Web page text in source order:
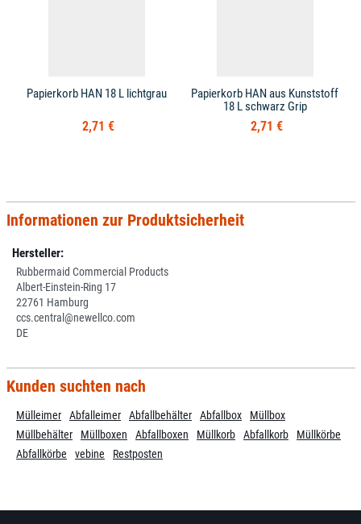
Papierkorb HAN 18 L lichtgrau
2,71 €
Papierkorb HAN aus Kunststoff
18 L schwarz Grip
2,71 €
Informationen zur Produktsicherheit
Hersteller:
Rubbermaid Commercial Products
Albert-Einstein-Ring 17
22761 Hamburg
ccs.central@newellco.com
DE
Kunden suchten nach
Mülleimer Abfalleimer Abfallbehälter Abfallbox
Müllbox
Müllbehälter
Müllboxen Abfallboxen Müllkorb Abfallkorb
Müllkörbe
Abfallkörbe
vebine Restposten